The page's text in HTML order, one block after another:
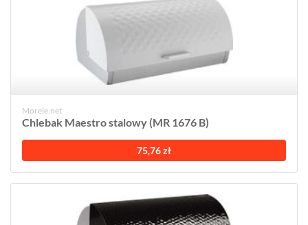
Morele.net
Chlebak Maestro stalowy (MR 1676 B)
75,76 zł